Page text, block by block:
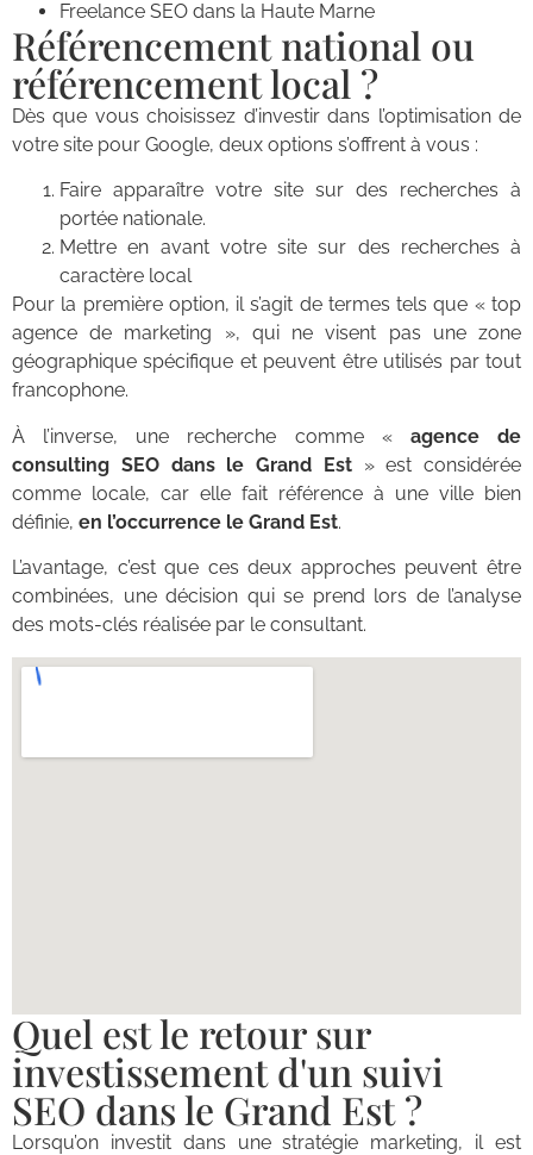
Freelance SEO dans la Haute Marne
Référencement national ou
référencement local ?
Dès que vous choisissez d’investir dans l’optimisation de
votre site pour Google, deux options s’offrent à vous :
Faire apparaître votre site sur des recherches à
portée nationale.
Mettre en avant votre site sur des recherches à
caractère local
Pour la première option, il s’agit de termes tels que « top
agence de marketing », qui ne visent pas une zone
géographique spécifique et peuvent être utilisés par tout
francophone.
À l’inverse, une recherche comme « agence de
consulting SEO dans le Grand Est» est considérée
comme locale, car elle fait référence à une ville bien
définie, en l’occurrence le Grand Est.
L’avantage, c’est que ces deux approches peuvent être
combinées, une décision qui se prend lors de l’analyse
des mots-clés réalisée par le consultant.
Quel est le retour sur
investissement d'un suivi
SEO dans le Grand Est ?
Lorsqu’on investit dans une stratégie marketing, il est